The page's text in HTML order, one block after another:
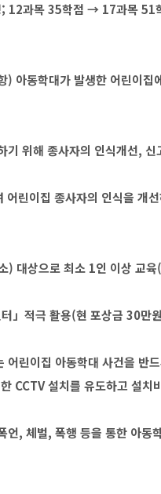
12과목 35학점 → 17과목 51
아동학대가 발생한 어린이
기 위해 종사자의 인식개선,
어린이집 종사자의 인식을 개
) 대상으로 최소 1인 이상 교
」적극 활용(현 포상금 30
어린이집 아동학대 사건을
CCTV 설치를 유도하고 설
언, 체벌, 폭행 등을 통한 아동